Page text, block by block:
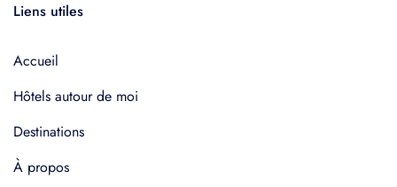
Liens utiles
Accueil
Hôtels autour de moi
Destinations
À propos